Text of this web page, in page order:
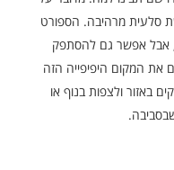
סלעית מרהיבה. הספורט
אבל אפשר גם להסתפק
את המקום היפיפייה הזה
באזור ולצפות בנוף או